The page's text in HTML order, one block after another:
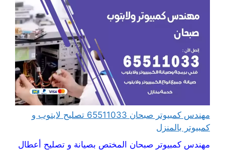
مهندس كمبيوتر صبحان 65511033 تصليح لابتوب و
كمبيوتر بالمنزل
مهندس كمبيوتر صبحان المختص بصيانة و تصليح أعطال